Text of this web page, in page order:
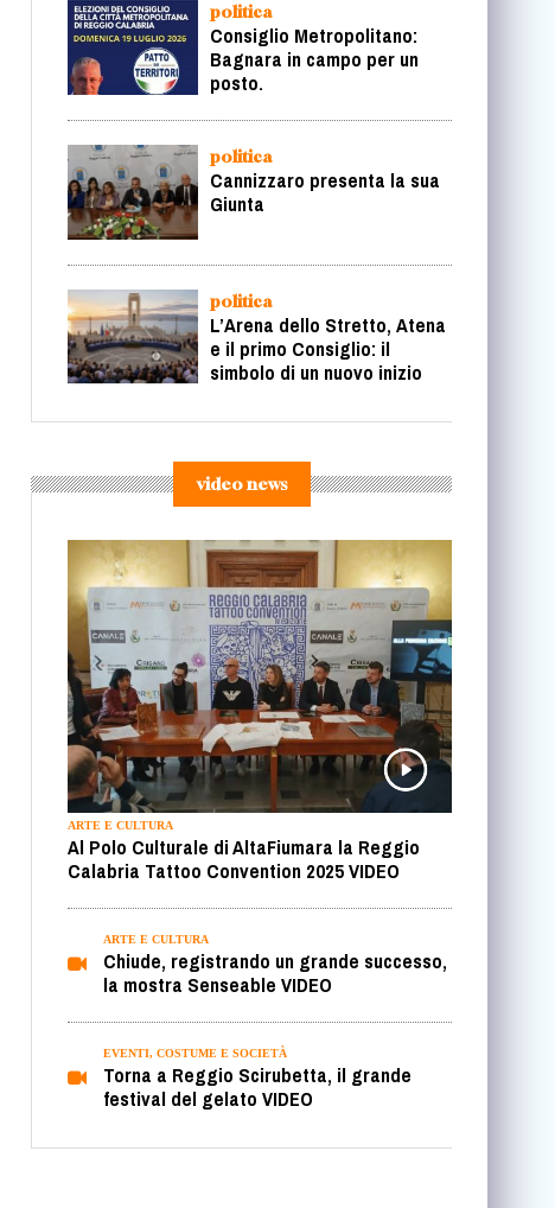
politica
Consiglio Metropolitano:
Bagnara in campo per un
posto.
politica
Cannizzaro presenta la sua
Giunta
politica
L’Arena dello Stretto, Atena
e il primo Consiglio: il
simbolo di un nuovo inizio
video news
ARTE E CULTURA
Al Polo Culturale di AltaFiumara la Reggio
Calabria Tattoo Convention 2025 VIDEO
ARTE E CULTURA
Chiude, registrando un grande successo,
la mostra Senseable VIDEO
EVENTI, COSTUME E SOCIETÀ
Torna a Reggio Scirubetta, il grande
festival del gelato VIDEO